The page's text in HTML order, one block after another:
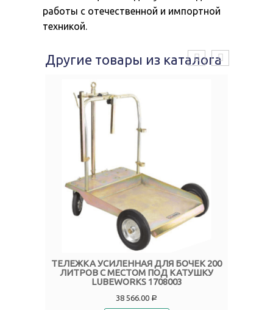
работы с отечественной и импортной
техникой.
Другие товары из каталога
ТЕЛЕЖКА УСИЛЕННАЯ ДЛЯ БОЧЕК 200
ЛИТРОВ С МЕСТОМ ПОД КАТУШКУ
LUBEWORKS 1708003
38 566.00 Р